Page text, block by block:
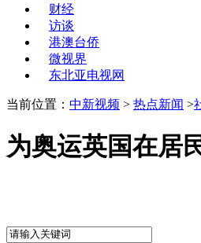
财经
访谈
港澳台侨
微视界
东北亚电视网
当前位置： 中新视频 > 热点新闻 >
为奥运英国在居